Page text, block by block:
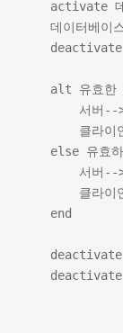
activate
데이터베이
deactivate
alt 유효한
서버--
클라이
else 유효
서버--
클라이
    end
deactivate